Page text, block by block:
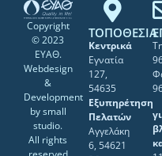
Copyright
© 2023
ΕΥΑΘ.
Webdesign
&
Development
bysmall
studio.
All rights
ΤΟΠΟΘΕΣΙΑ
Κεντρικά
Εγνατία
127,
54635
Εξυπηρέτηση
Πελατών
Αγγελάκη
6, 54621